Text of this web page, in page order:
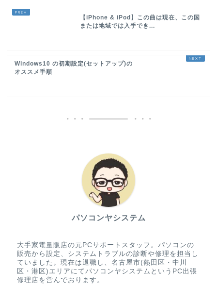
【iPhone & iPod】この曲は現在、この国
または地域では入手でき...
Windows10 の初期設定(セットアップ)の
オススメ手順
パソコンヤシステム
大手家電量販店の元PCサポートスタッフ。パソコンの
販売から設定、システムトラブルの診断や修理を担当し
ていました。現在は退職し、名古屋市(熱田区・中川
区・港区)エリアにてパソコンヤシステムというPC出張
修理店を営んでおります。